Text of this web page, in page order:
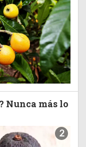
Nunca más lo
2